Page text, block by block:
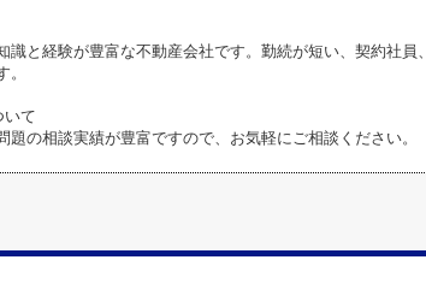
識と経験が豊富な不動産会社です。勤続が短い、契約社
いて
題の相談実績が豊富ですので、お気軽にご相談ください。